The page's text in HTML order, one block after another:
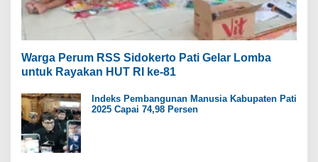
Warga Perum RSS Sidokerto Pati Gelar Lomba
untuk Rayakan HUT RI ke-81
Indeks Pembangunan Manusia Kabupaten Pati
2025 Capai 74,98 Persen